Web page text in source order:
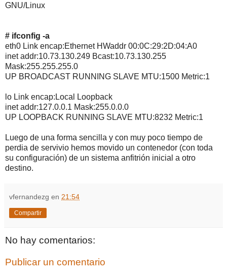
GNU/Linux
# ifconfig -a
eth0 Link encap:Ethernet HWaddr 00:0C:29:2D:04:A0
inet addr:10.73.130.249 Bcast:10.73.130.255
Mask:255.255.255.0
UP BROADCAST RUNNING SLAVE MTU:1500 Metric:1
lo Link encap:Local Loopback
inet addr:127.0.0.1 Mask:255.0.0.0
UP LOOPBACK RUNNING SLAVE MTU:8232 Metric:1
Luego de una forma sencilla y con muy poco tiempo de
perdia de servivio hemos movido un contenedor (con toda
su configuración) de un sistema anfitrión inicial a otro
destino.
vfernandezg en 21:54
Compartir
No hay comentarios:
Publicar un comentario